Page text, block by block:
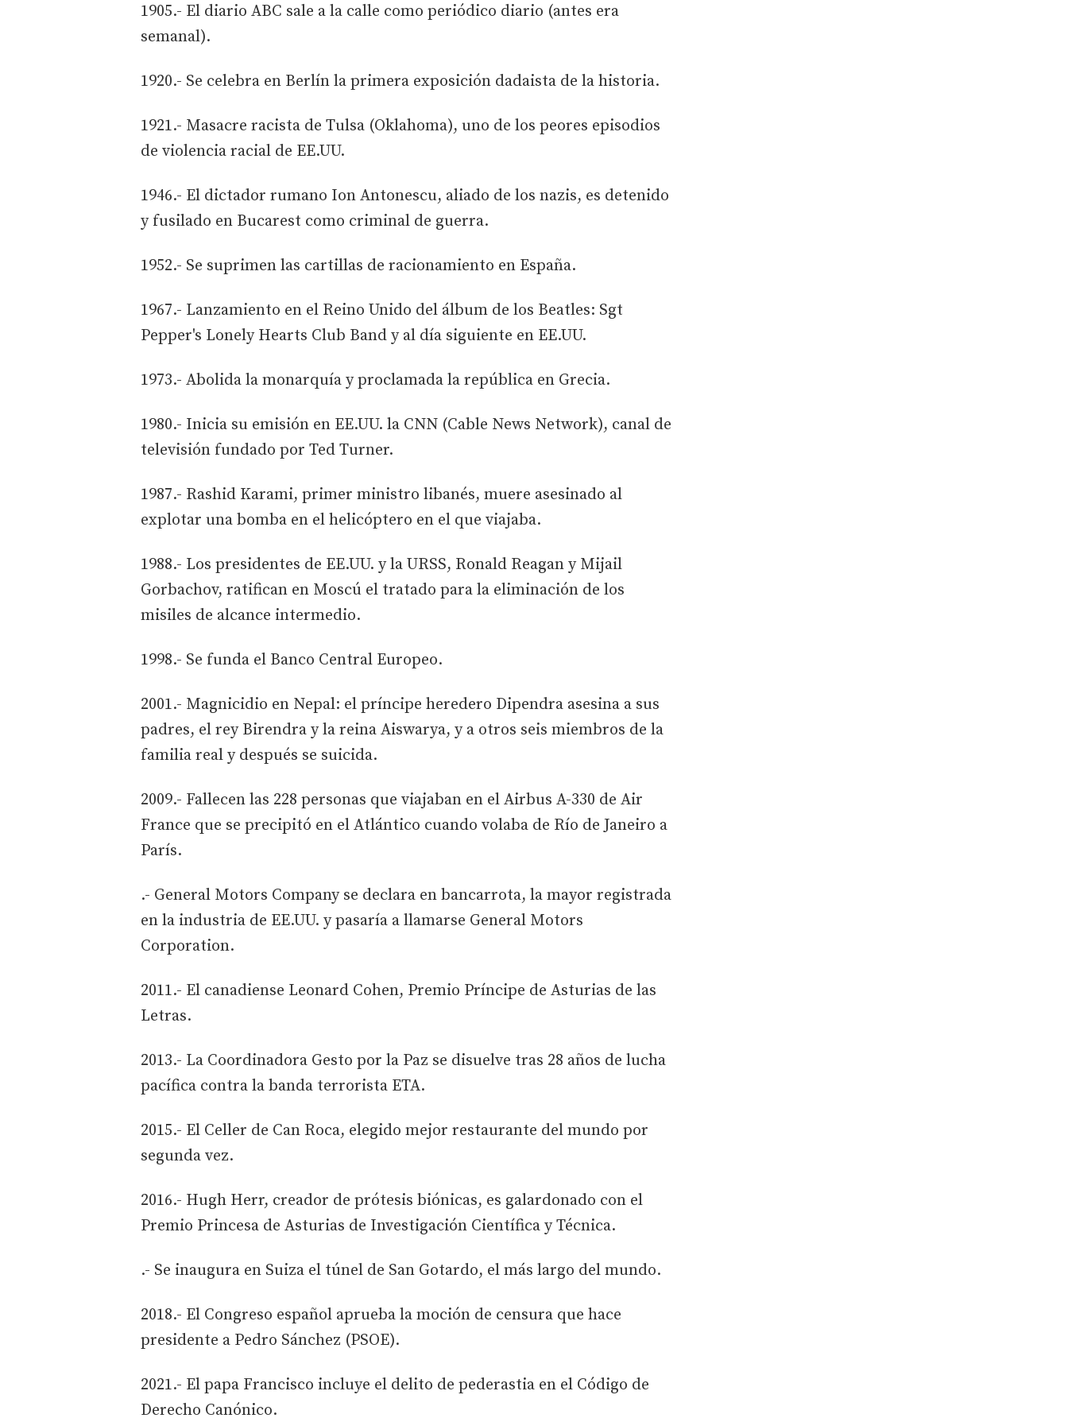
1905.- El diario ABC sale a la calle como periódico diario (antes era
semanal).
1920.- Se celebra en Berlín la primera exposición dadaista de la historia.
1921.- Masacre racista de Tulsa (Oklahoma), uno de los peores episodios
de violencia racial de EE.UU.
1946.- El dictador rumano Ion Antonescu, aliado de los nazis, es detenido
y fusilado en Bucarest como criminal de guerra.
1952.- Se suprimen las cartillas de racionamiento en España.
1967.- Lanzamiento en el Reino Unido del álbum de los Beatles: Sgt
Pepper's Lonely Hearts Club Band y al día siguiente en EE.UU.
1973.- Abolida la monarquía y proclamada la república en Grecia.
1980.- Inicia su emisión en EE.UU. la CNN (Cable News Network), canal de
televisión fundado por Ted Turner.
1987.- Rashid Karami, primer ministro libanés, muere asesinado al
explotar una bomba en el helicóptero en el que viajaba.
1988.- Los presidentes de EE.UU. y la URSS, Ronald Reagan y Mijail
Gorbachov, ratifican en Moscú el tratado para la eliminación de los
misiles de alcance intermedio.
1998.- Se funda el Banco Central Europeo.
2001.- Magnicidio en Nepal: el príncipe heredero Dipendra asesina a sus
padres, el rey Birendra y la reina Aiswarya, y a otros seis miembros de la
familia real y después se suicida.
2009.- Fallecen las 228 personas que viajaban en el Airbus A-330 de Air
France que se precipitó en el Atlántico cuando volaba de Río de Janeiro a
París.
.- General Motors Company se declara en bancarrota, la mayor registrada
en la industria de EE.UU. y pasaría a llamarse General Motors
Corporation.
2011.- El canadiense Leonard Cohen, Premio Príncipe de Asturias de las
Letras.
2013.- La Coordinadora Gesto por la Paz se disuelve tras 28 años de lucha
pacífica contra la banda terrorista ETA.
2015.- El Celler de Can Roca, elegido mejor restaurante del mundo por
segunda vez.
2016.- Hugh Herr, creador de prótesis biónicas, es galardonado con el
Premio Princesa de Asturias de Investigación Científica y Técnica.
.- Se inaugura en Suiza el túnel de San Gotardo, el más largo del mundo.
2018.- El Congreso español aprueba la moción de censura que hace
presidente a Pedro Sánchez (PSOE).
2021.- El papa Francisco incluye el delito de pederastia en el Código de
Derecho Canónico.